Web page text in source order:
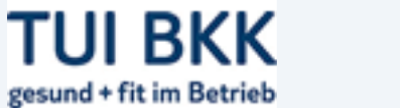
Magazin
Pressemitteilungen
Leserfragen